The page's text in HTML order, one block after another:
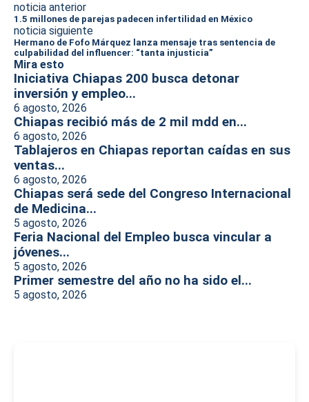
noticia anterior
1.5 millones de parejas padecen infertilidad en México
noticia siguiente
Hermano de Fofo Márquez lanza mensaje tras sentencia de
culpabilidad del influencer: “tanta injusticia”
Mira esto
Iniciativa Chiapas 200 busca detonar
inversión y empleo...
6 agosto, 2026
Chiapas recibió más de 2 mil mdd en...
6 agosto, 2026
Tablajeros en Chiapas reportan caídas en sus
ventas...
6 agosto, 2026
Chiapas será sede del Congreso Internacional
de Medicina...
5 agosto, 2026
Feria Nacional del Empleo busca vincular a
jóvenes...
5 agosto, 2026
Primer semestre del año no ha sido el...
5 agosto, 2026